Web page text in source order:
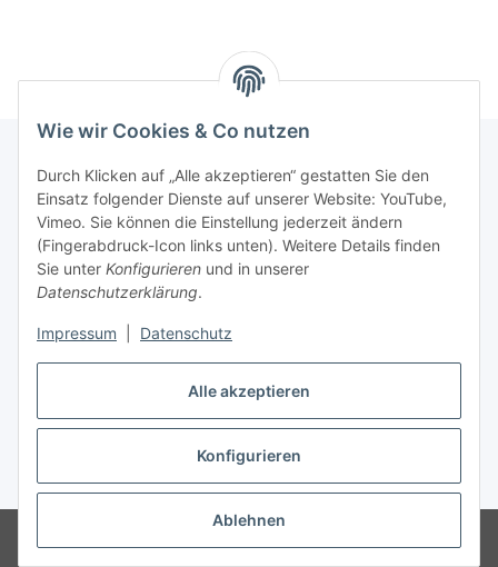
Alle akzeptieren
Konfigurieren
Ablehnen
Wie wir Cookies & Co nutzen
Durch Klicken auf „Alle akzeptieren“ gestatten Sie den
Einsatz folgender Dienste auf unserer Website: YouTube,
Vimeo. Sie können die Einstellung jederzeit ändern
(Fingerabdruck-Icon links unten). Weitere Details finden
Sie unter Konfigurieren und in unserer
Datenschutzerklärung.
Impressum Datenschutz
Informationen
Gesetzliche Informationen
* Alle Preise inkl. gesetzlicher USt., zzgl.Versand